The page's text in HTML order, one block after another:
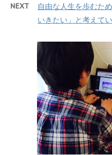
NEXT
自由な人生を歩むた
いきたい」と考えて